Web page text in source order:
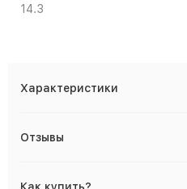
14.3
Характеристики
Отзывы